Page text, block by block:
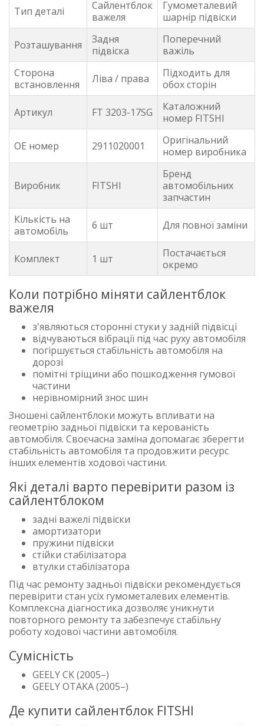
Тип деталі
Сайлентблок
важеля
Гумометалевий
шарнір підвіски
Розташування
Задня
підвіска
Поперечний
важіль
Сторона
встановлення
Ліва / права
Підходить для
обох сторін
Артикул FT 3203-17SG
Каталожний
номер FITSHI
OE номер 2911020001
Оригінальний
номер виробника
Виробник FITSHI
Бренд
автомобільних
запчастин
Кількість на
автомобіль
6 шт Для повної заміни
Комплект 1 шт
Постачається
окремо
Коли потрібно міняти сайлентблок
важеля
з'являються сторонні стуки у задній підвісці
відчуваються вібрації під час руху автомобіля
погіршується стабільність автомобіля на
дорозі
помітні тріщини або пошкодження гумової
частини
нерівномірний знос шин
Зношені сайлентблоки можуть впливати на
геометрію задньої підвіски та керованість
автомобіля. Своєчасна заміна допомагає зберегти
стабільність автомобіля та продовжити ресурс
інших елементів ходової частини.
Які деталі варто перевірити разом із
сайлентблоком
задні важелі підвіски
амортизатори
пружини підвіски
стійки стабілізатора
втулки стабілізатора
Під час ремонту задньої підвіски рекомендується
перевірити стан усіх гумометалевих елементів.
Комплексна діагностика дозволяє уникнути
повторного ремонту та забезпечує стабільну
роботу ходової частини автомобіля.
Сумісність
GEELY CK (2005–)
GEELY OTAKA (2005–)
Де купити сайлентблок FITSHI